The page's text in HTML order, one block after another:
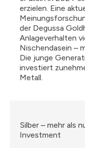
erzielen. Eine
der Degussa
Anlageverhalten
Nischendasein –
Die junge
investiert
Metall.
Silber – mehr als
Investment